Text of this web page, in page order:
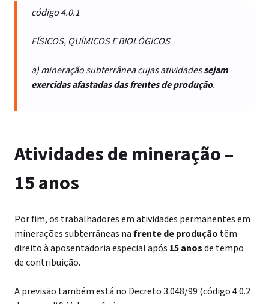
código 4.0.1
FÍSICOS, QUÍMICOS E BIOLÓGICOS
a) mineração subterrânea cujas atividadessejam
exercidas afastadas das frentes de produção.
Atividades de mineração –
15 anos
Por fim, os trabalhadores em atividades permanentes em
minerações subterrâneas nafrente de produção têm
direito à aposentadoria especial após 15 anosde tempo
de contribuição.
A previsão também está no Decreto 3.048/99 (código 4.0.2